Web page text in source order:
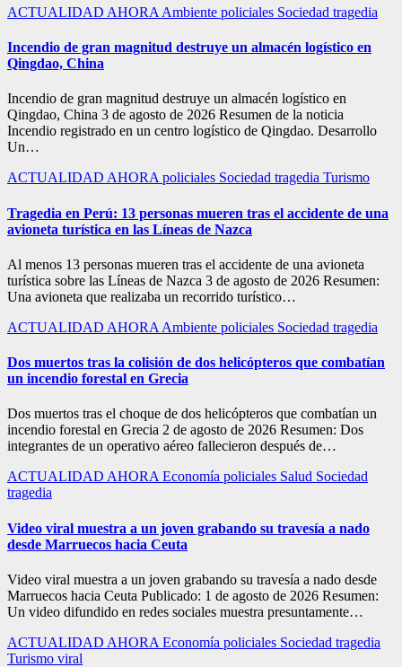
ACTUALIDAD AHORA Ambiente policiales Sociedad tragedia
Incendio de gran magnitud destruye un almacén logístico en
Qingdao, China
Incendio de gran magnitud destruye un almacén logístico en
Qingdao, China 3 de agosto de 2026 Resumen de la noticia
Incendio registrado en un centro logístico de Qingdao. Desarrollo
Un…
ACTUALIDAD AHORA policiales Sociedad tragedia Turismo
Tragedia en Perú: 13 personas mueren tras el accidente de una
avioneta turística en las Líneas de Nazca
Al menos 13 personas mueren tras el accidente de una avioneta
turística sobre las Líneas de Nazca 3 de agosto de 2026 Resumen:
Una avioneta que realizaba un recorrido turístico…
ACTUALIDAD AHORA Ambiente policiales Sociedad tragedia
Dos muertos tras la colisión de dos helicópteros que combatían
un incendio forestal en Grecia
Dos muertos tras el choque de dos helicópteros que combatían un
incendio forestal en Grecia 2 de agosto de 2026 Resumen: Dos
integrantes de un operativo aéreo fallecieron después de…
ACTUALIDAD AHORAEconomía policiales Salud Sociedad
tragedia
Video viral muestra a un joven grabando su travesía a nado
desde Marruecos hacia Ceuta
Video viral muestra a un joven grabando su travesía a nado desde
Marruecos hacia Ceuta Publicado: 1 de agosto de 2026 Resumen:
Un video difundido en redes sociales muestra presuntamente…
ACTUALIDAD AHORA Economía policiales Sociedad tragedia
Turismo viral